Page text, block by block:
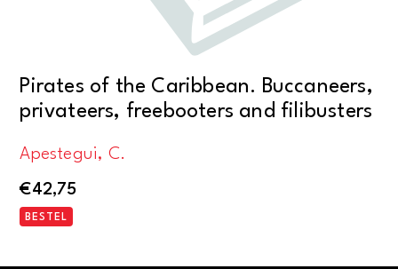
Pirates of the Caribbean. Buccaneers,
privateers, freebooters and filibusters
Apestegui, C.
€42,75
BESTEL